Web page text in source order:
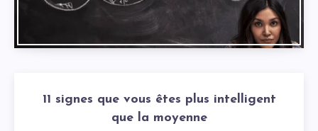
11 signes que vous êtes plus intelligent
que la moyenne